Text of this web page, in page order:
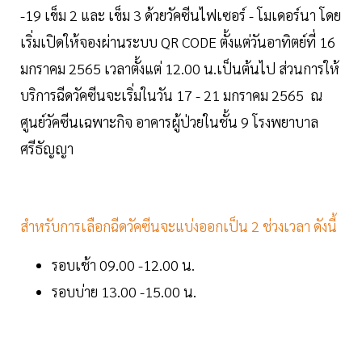
-19 เข็ม 2 และ เข็ม 3 ด้วยวัคซีนไฟเซอร์ - โมเดอร์นา โดย
เริ่มเปิดให้จองผ่านระบบ QR CODE ตั้งแต่วันอาทิตย์ที่ 16
มกราคม 2565 เวลาตั้งแต่ 12.00 น.เป็นต้นไป ส่วนการให้
บริการฉีดวัคซีนจะเริ่มในวัน 17 - 21 มกราคม 2565 ณ
ศูนย์วัคซีนเฉพาะกิจ อาคารผู้ป่วยในชั้น 9 โรงพยาบาล
ศรีธัญญา
สำหรับการเลือกฉีดวัคซีนจะแบ่งออกเป็น 2 ช่วงเวลา ดังนี้
รอบเช้า 09.00 -12.00 น.
รอบบ่าย 13.00 -15.00 น.